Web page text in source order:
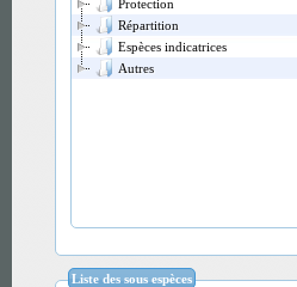
Protection
Répartition
Espèces indicatrices
Autres
Liste des sous espèces